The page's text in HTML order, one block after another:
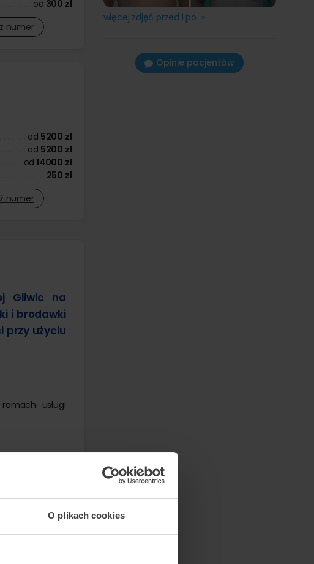
O plikach cookies
od 300 zł
numer
od 5200 zł
od 5200 zł
od 14000 zł
250 zł
numer
Gliwic na
i brodawki
przy użyciu
usługi
więcej zdjęć przed i po »
Opinie pacjentów